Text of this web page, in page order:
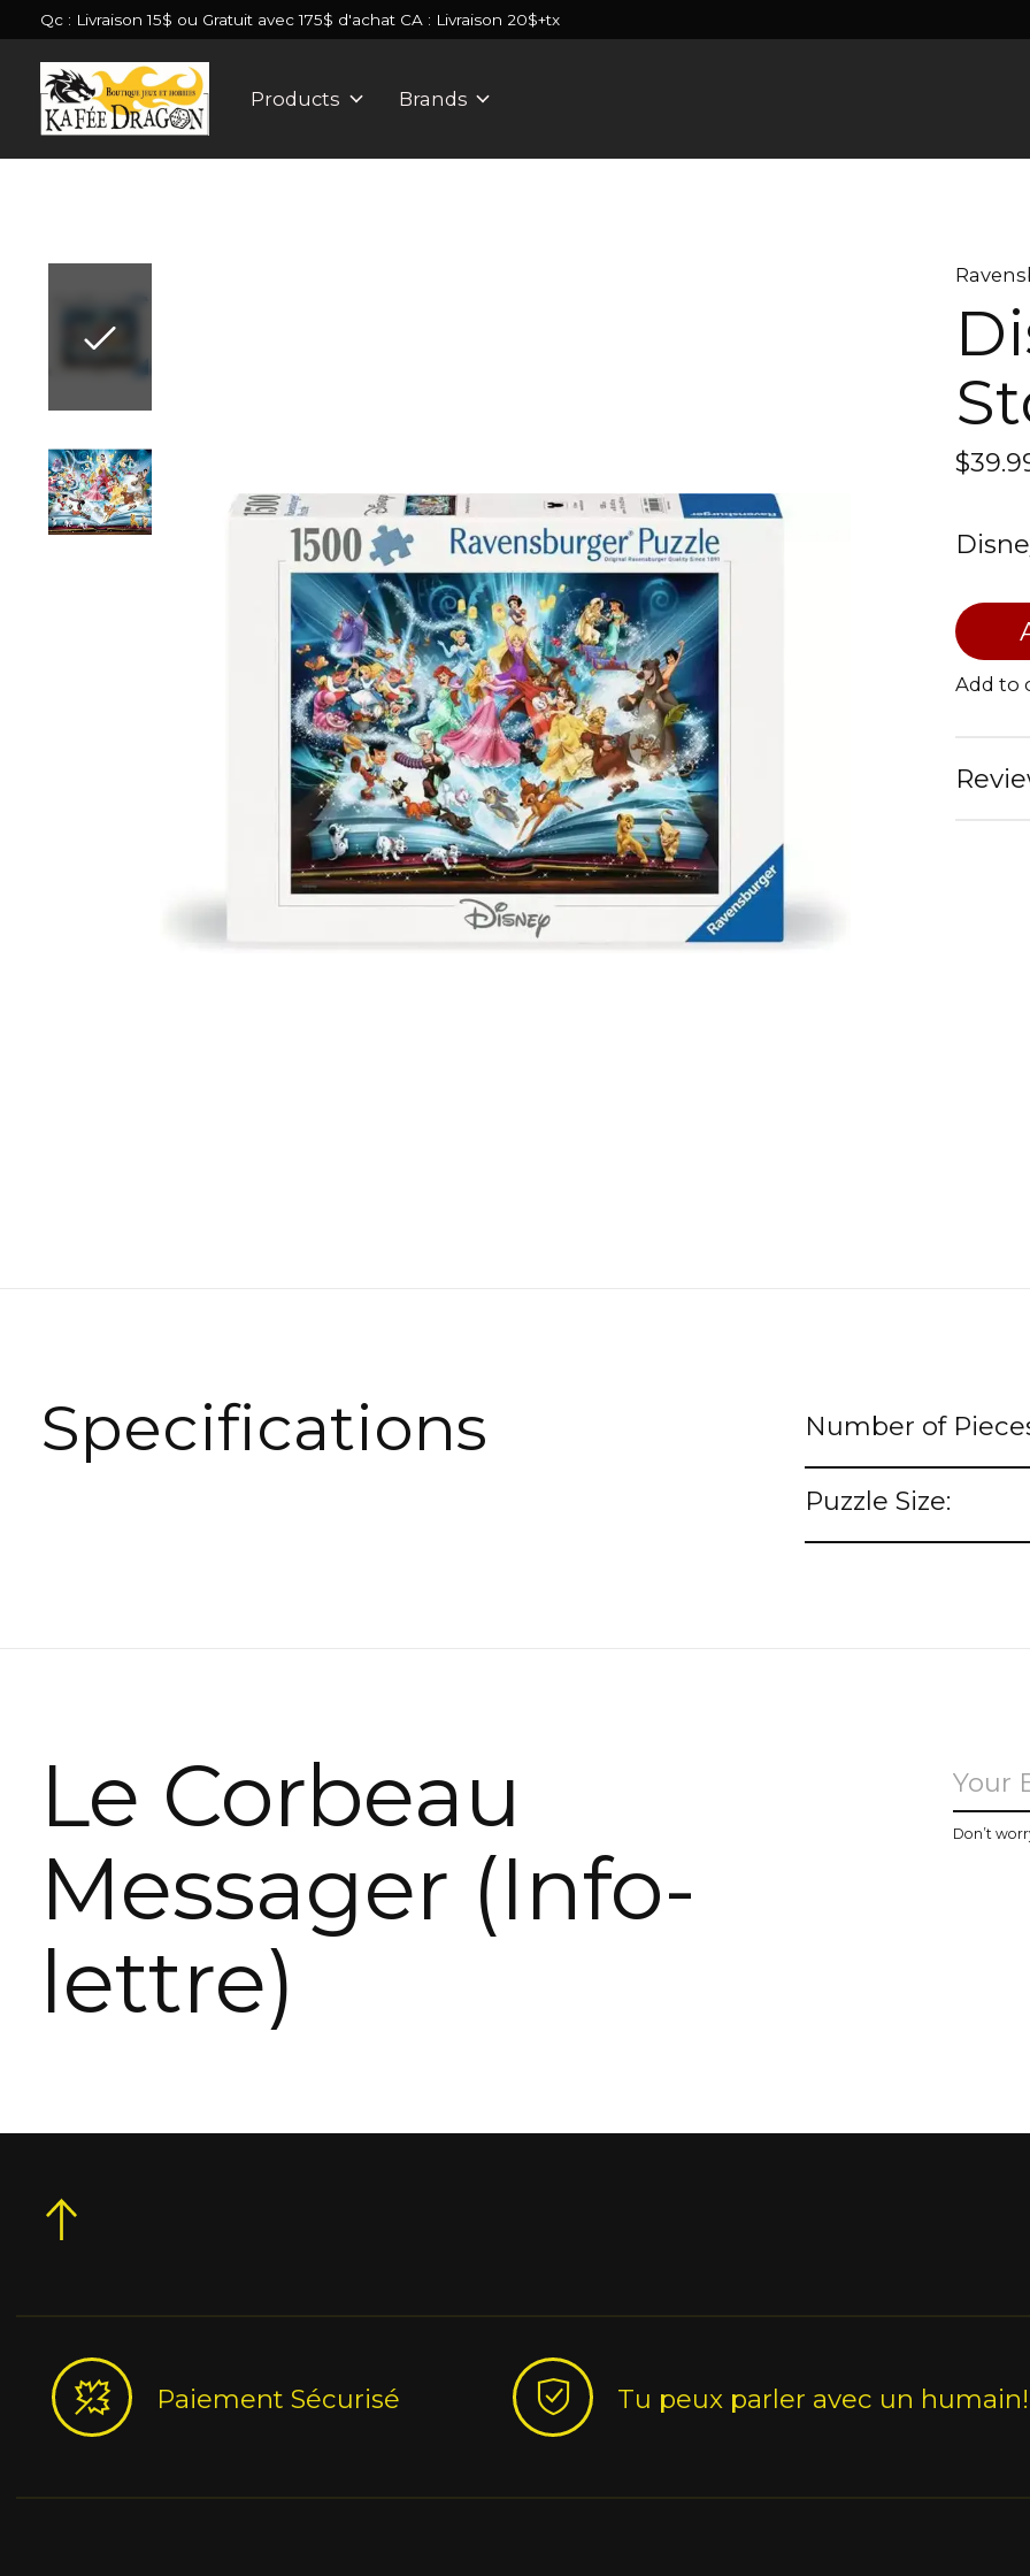
Qc : Livraison 15$ ou Gratuit avec 175$ d'achat CA : Livraison 20$+tx
Products Brands
Add to
Specifications Number of
Puzzle Size:
Le Corbeau
Messager (Info-
lettre)
Don’t
Paiement Sécurisé Tu peux parler avec un humain!